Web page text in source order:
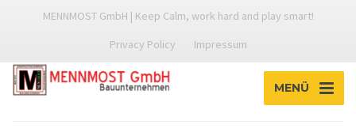
MENNMOST GmbH | Keep Calm, work hard and play smart!
Privacy Policy
Impressum
MENÜ